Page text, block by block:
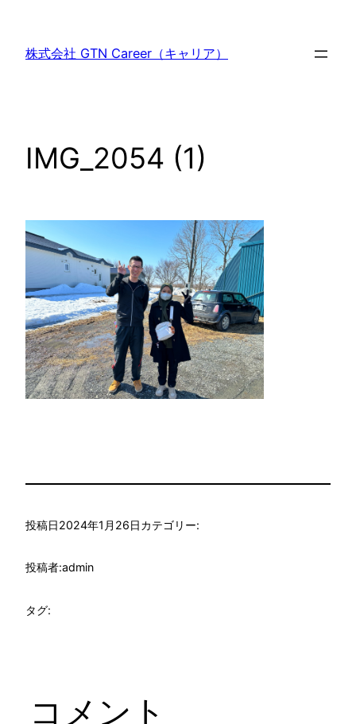
株式会社 GTN Career（キャリア）
IMG_2054 (1)
投稿日2024年1月26日カテゴリー:
投稿者:admin
タグ:
コメント